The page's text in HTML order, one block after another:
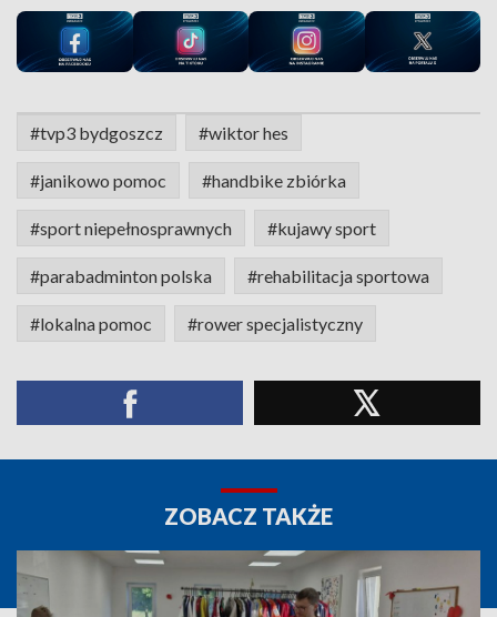
#tvp3 bydgoszcz #wiktor hes
#janikowo pomoc #handbike zbiórka
#sport niepełnosprawnych #kujawy sport
#parabadminton polska #rehabilitacja sportowa
#lokalna pomoc #rower specjalistyczny
ZOBACZ TAKŻE